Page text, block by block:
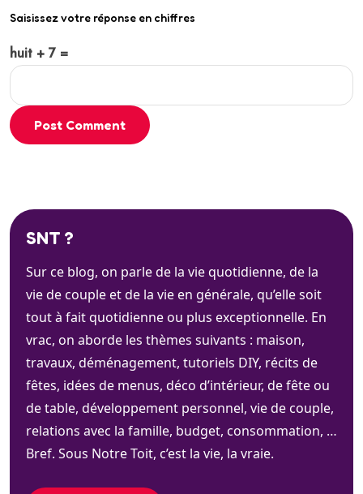
Saisissez votre réponse en chiffres
huit + 7 =
Post Comment
SNT ?
Sur ce blog, on parle de la vie quotidienne, de la
vie de couple et de la vie en générale, qu’elle soit
tout à fait quotidienne ou plus exceptionnelle. En
vrac, on aborde les thèmes suivants : maison,
travaux, déménagement, tutoriels DIY, récits de
fêtes, idées de menus, déco d’intérieur, de fête ou
de table, développement personnel, vie de couple,
relations avec la famille, budget, consommation, …
Bref. Sous Notre Toit, c’est la vie, la vraie.